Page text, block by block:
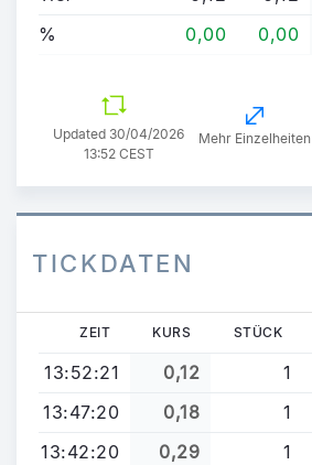
%
0,00 0,00
Updated 30/04/2026
13:52 CEST
Mehr Einzelheiten
TICKDATEN
ZEIT KURS STÜCK
13:52:21 0,12 1
13:47:20
0,18 1
13:42:20
0,29 1